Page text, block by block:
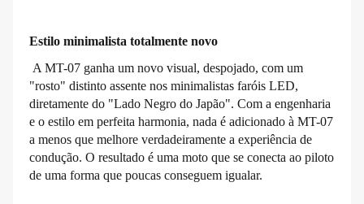
Estilo minimalista totalmente novo
A MT-07 ganha um novo visual, despojado, com um
"rosto" distinto assente nos minimalistas faróis LED,
diretamente do "Lado Negro do Japão". Com a engenharia
e o estilo em perfeita harmonia, nada é adicionado à MT-07
a menos que melhore verdadeiramente a experiência de
condução. O resultado é uma moto que se conecta ao piloto
de uma forma que poucas conseguem igualar.